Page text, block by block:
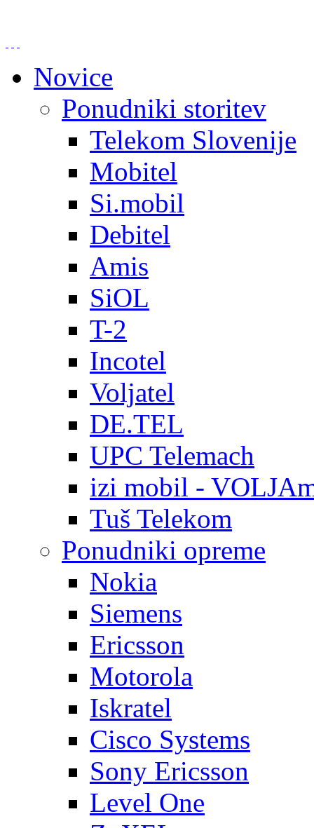
Novice
Ponudniki storitev
Telekom Slovenije
Mobitel
Si.mobil
Debitel
Amis
SiOL
T-2
Incotel
Voljatel
DE.TEL
UPC Telemach
izi mobil -
Tuš Telekom
Ponudniki opreme
Nokia
Siemens
Ericsson
Motorola
Iskratel
Cisco Systems
Sony Ericsson
Level One